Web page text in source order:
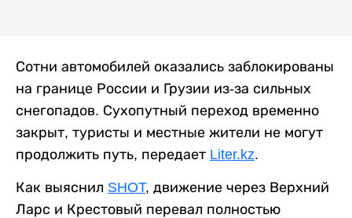
Сотни автомобилей оказались заблокированы
на границе России и Грузии из-за сильных
снегопадов. Сухопутный переход временно
закрыт, туристы и местные жители не могут
продолжить путь, передает Liter.kz.
Как выяснил SHOT, движение через Верхний
Ларс и Крестовый перевал полностью